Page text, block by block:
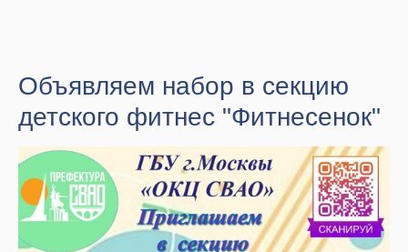
Объявляем набор в секцию
детского фитнес "Фитнесенок"